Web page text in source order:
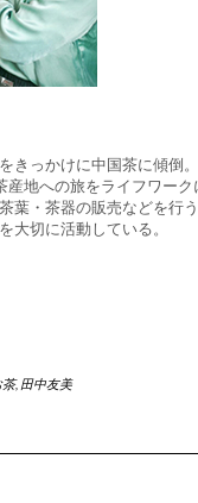
きっかけに中国茶に傾倒
産地への旅をライフワー
葉・茶器の販売などを行
大切に活動している。
茶, 田中友美